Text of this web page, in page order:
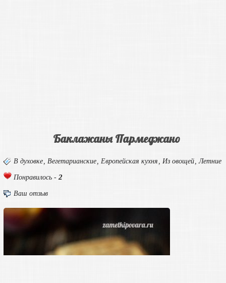
Баклажаны Пармеджано
В духовке Вегетарианские Европейская кухня Из овощей ,Летние
Понравилось -2
Ваш отзыв